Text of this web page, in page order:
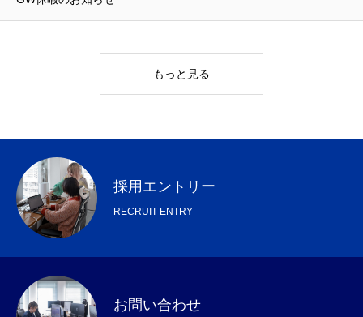
COMPANY
BUSINESS 仕事について
RECRUIT
もっと見る
採用エントリー
RECRUIT ENTRY
お問い合わせ